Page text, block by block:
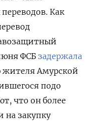
Как
ФСБ задержала
Амурской
подо
что он более
на закупку